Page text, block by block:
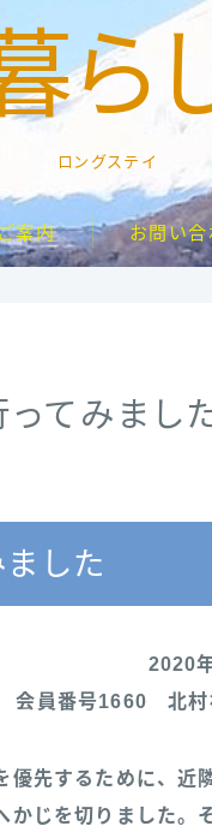
ら
ロングステイ
案内 お問い合
てみまし
した
2020
会員番号1660 北村
優先するために、近
かじを切りました。